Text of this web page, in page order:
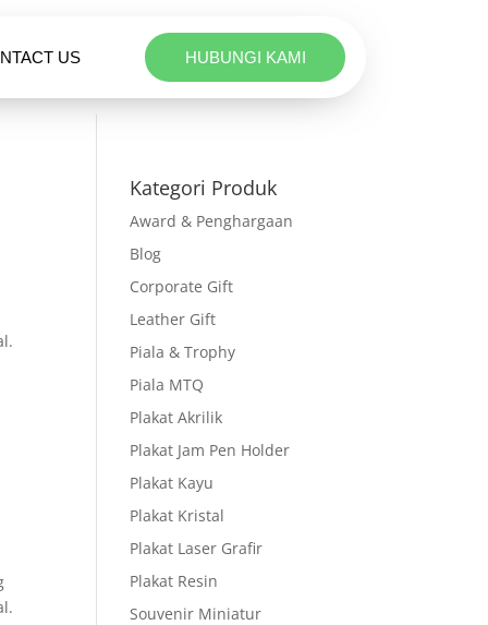
US HUBUNGI KAMI
Kategori Produk
Award & Penghargaan
Blog
Corporate Gift
Leather Gift
Piala & Trophy
Piala MTQ
Plakat Akrilik
Plakat Jam Pen Holder
Plakat Kayu
Plakat Kristal
Plakat Laser Grafir
Plakat Resin
Souvenir Miniatur